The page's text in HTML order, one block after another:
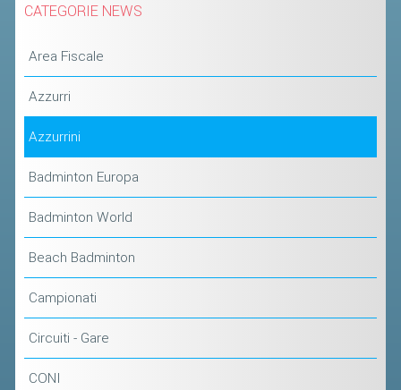
CATEGORIE NEWS
Area Fiscale
Azzurri
Azzurrini
Badminton Europa
Badminton World
Beach Badminton
Campionati
Circuiti - Gare
CONI
EVENTI INTERNAZIONALI
MANIFESTAZIONI SPORTIVE